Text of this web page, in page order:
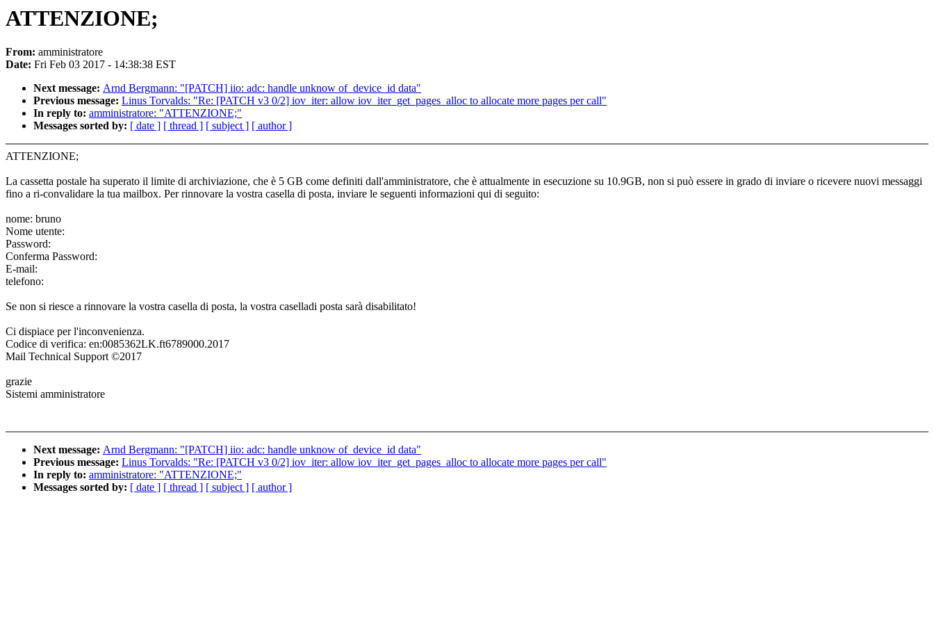
ATTENZIONE;
From: amministratore
Date: Fri Feb 03 2017 - 14:38:38 EST
Next message: Arnd Bergmann: "[PATCH] iio: adc: handle unknow of_device_id data"
Previous message: Linus Torvalds: "Re: [PATCH v3 0/2] iov_iter: allow iov_iter_get_pages_alloc to allocate more pages per call"
In reply to: amministratore: "ATTENZIONE;"
Messages sorted by: [ date ] [ thread ] [ subject ] [ author ]
ATTENZIONE;
La cassetta postale ha superato il limite di archiviazione, che è 5 GB come definiti dall'amministratore, che è attualmente in esecuzione su 10.9GB, non si può essere in grado di inviare o ricevere nuovi messaggi
fino a ri-convalidare la tua mailbox. Per rinnovare la vostra casella di posta, inviare le seguenti informazioni qui di seguito:
nome: bruno
Nome utente:
Password:
Conferma Password:
E-mail:
telefono:
Se non si riesce a rinnovare la vostra casella di posta, la vostra caselladi posta sarà disabilitato!
Ci dispiace per l'inconvenienza.
Codice di verifica: en:0085362LK.ft6789000.2017
Mail Technical Support ©2017
grazie
Sistemi amministratore
Next message: Arnd Bergmann: "[PATCH] iio: adc: handle unknow of_device_id data"
Previous message: Linus Torvalds: "Re: [PATCH v3 0/2] iov_iter: allow iov_iter_get_pages_alloc to allocate more pages per call"
In reply to: amministratore: "ATTENZIONE;"
Messages sorted by: [ date ] [ thread ] [ subject ] [ author ]